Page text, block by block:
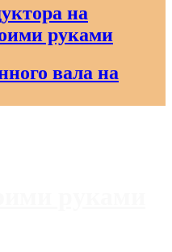
на
руками
вала на